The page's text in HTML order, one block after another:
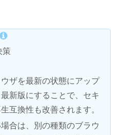
策
ザを最新の状態にアップ
新版にすることで、セキ
互換性も改善されます。
合は、別の種類のブラウ